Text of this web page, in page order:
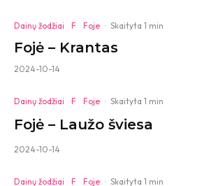
Dainų žodžiai F Foje · Skaityta 1 min
Fojė – Krantas
2024-10-14
Dainų žodžiai F Foje · Skaityta 1 min
Fojė – Laužo šviesa
2024-10-14
Dainų žodžiai F Foje · Skaityta 1 min